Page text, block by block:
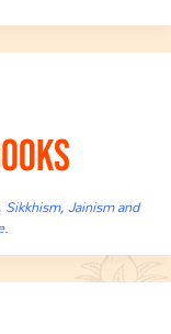
Jainism and